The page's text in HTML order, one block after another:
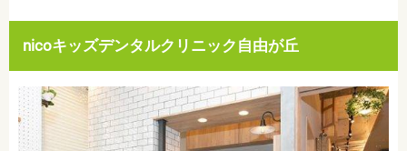
nicoキッズデンタルクリニック自由が丘